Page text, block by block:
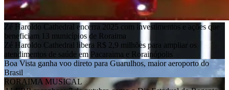
Zé Haroldo Cathedral encerra 2025 com investimentos e ações que
beneficiam 13 municípios de Roraima
Zé Haroldo Cathedral libera R$ 2,9 milhões para ampliar os
atendimentos de saúde em Pacaraima e Rorainópolis
Boa Vista ganha voo direto para Guarulhos, maior aeroporto do
Brasil
RORAIMA MUSICAL
ALERR reconhece 7 de outubro como o Dia Estadual do Regente
de Bandas e Fanfarras